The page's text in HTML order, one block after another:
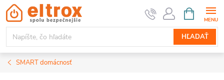
Prejsť
na
obsah
HĽADAŤ
KOŠÍK
SMART domácnosť